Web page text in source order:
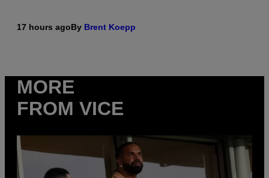
17 hours agoBy Brent Koepp
MORE
FROM VICE